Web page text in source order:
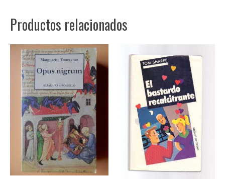
Productos relacionados